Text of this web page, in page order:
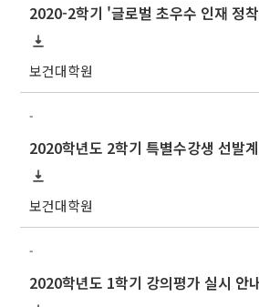
보건대학원
-
2020학년도 2학기 특별수강생 선발
보건대학원
-
2020학년도 1학기 강의평가 실시 안